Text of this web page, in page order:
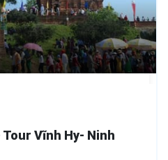
Vĩnh Hy- Ninh